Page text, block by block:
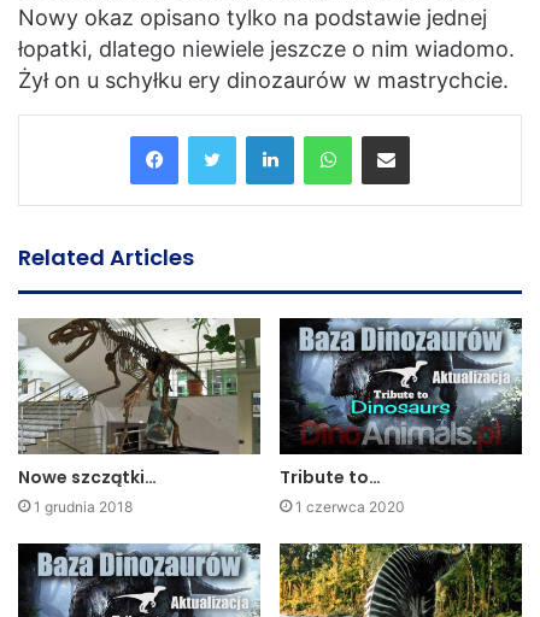
Nowy okaz opisano tylko na podstawie jednej
łopatki, dlatego niewiele jeszcze o nim wiadomo.
Żył on u schyłku ery dinozaurów w mastrychcie.
LinkedInWhatsAppShare via Email
Related Articles
Nowe szczątki…
1 grudnia 2018
Tribute to…
1 czerwca 2020